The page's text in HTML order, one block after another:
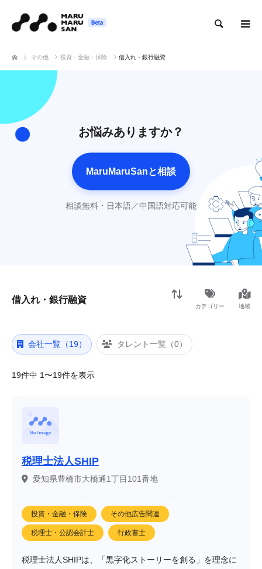
その他 投資・金融・保険 借入れ・銀行融資
お悩みありますか？
MaruMaruSanと相談
相談無料・日本語／中国語対応可能
借入れ・銀行融資
カテゴリー 地域
会社一覧（19） タレント一覧（0）
19件中 1〜19件を表示
税理士法人SHIP
愛知県豊橋市大橋通1丁目101番地
投資・金融・保険 その他広告関連
税理士・公認会計士 行政書士
税理士法人SHIPは、「黒字化ストーリーを創る」を理念に